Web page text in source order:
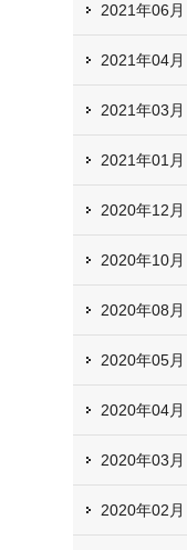
2021年06月
2021年04月
2021年03月
2021年01月
2020年12月
2020年10月
2020年08月
2020年05月
2020年04月
2020年03月
2020年02月